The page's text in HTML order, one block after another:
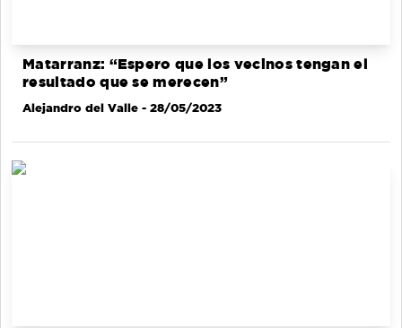
Matarranz: “Espero que los vecinos tengan el
resultado que se merecen”
Alejandro del Valle - 28/05/2023